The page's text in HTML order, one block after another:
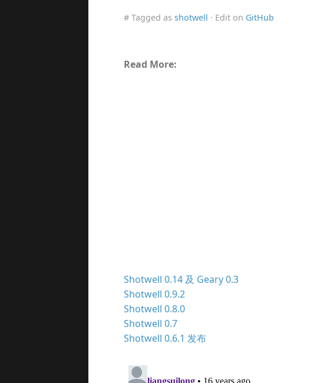
# Tagged as shotwell · Edit on GitHub
Read More:
Shotwell 0.14 及 Geary 0.3
Shotwell 0.9.2
Shotwell 0.8.0
Shotwell 0.7
Shotwell 0.6.1 发布